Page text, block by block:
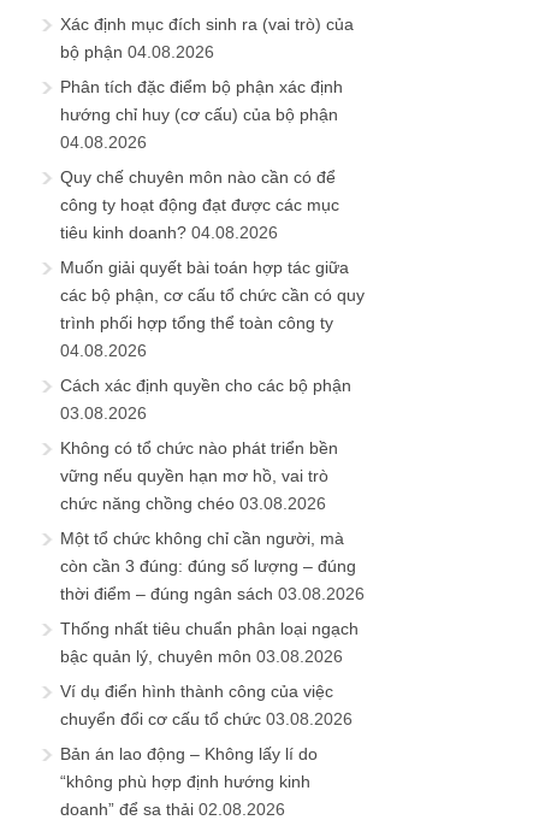
Xác định mục đích sinh ra (vai trò) của
bộ phận 04.08.2026
Phân tích đặc điểm bộ phận xác định
hướng chỉ huy (cơ cấu) của bộ phận
04.08.2026
Quy chế chuyên môn nào cần có để
công ty hoạt động đạt được các mục
tiêu kinh doanh? 04.08.2026
Muốn giải quyết bài toán hợp tác giữa
các bộ phận, cơ cấu tổ chức cần có quy
trình phối hợp tổng thể toàn công ty
04.08.2026
Cách xác định quyền cho các bộ phận
03.08.2026
Không có tổ chức nào phát triển bền
vững nếu quyền hạn mơ hồ, vai trò
chức năng chồng chéo 03.08.2026
Một tổ chức không chỉ cần người, mà
còn cần 3 đúng: đúng số lượng – đúng
thời điểm – đúng ngân sách 03.08.2026
Thống nhất tiêu chuẩn phân loại ngạch
bậc quản lý, chuyên môn 03.08.2026
Ví dụ điển hình thành công của việc
chuyển đổi cơ cấu tổ chức 03.08.2026
Bản án lao động – Không lấy lí do
“không phù hợp định hướng kinh
doanh” để sa thải 02.08.2026